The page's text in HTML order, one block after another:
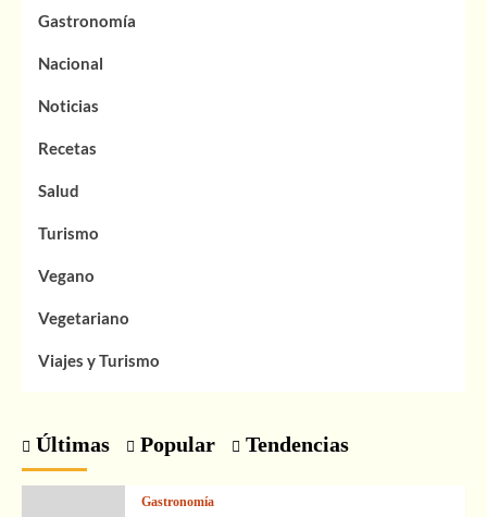
Gastronomía
Nacional
Noticias
Recetas
Salud
Turismo
Vegano
Vegetariano
Viajes y Turismo
Últimas Popular Tendencias
Gastronomía